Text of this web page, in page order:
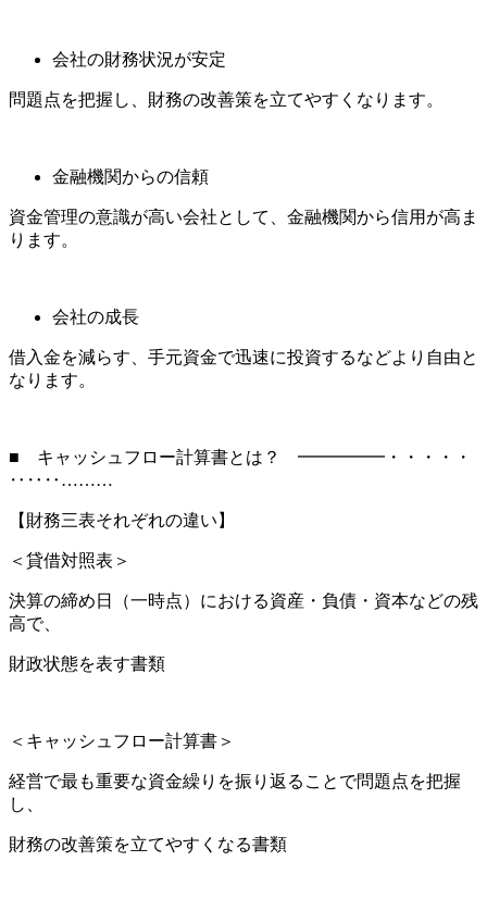
会社の財務状況が安定
問題点を把握し、財務の改善策を立てやすくなります。
金融機関からの信頼
資金管理の意識が高い会社として、金融機関から信用が高ま
ります。
会社の成長
借入金を減らす、手元資金で迅速に投資するなどより自由と
なります。
■ キャッシュフロー計算書とは？ ━━━━━・・・・・
‥‥‥………
【財務三表それぞれの違い】
＜貸借対照表＞
決算の締め日（一時点）における資産・負債・資本などの残
高で、
財政状態を表す書類
＜キャッシュフロー計算書＞
経営で最も重要な資金繰りを振り返ることで問題点を把握
し、
財務の改善策を立てやすくなる書類